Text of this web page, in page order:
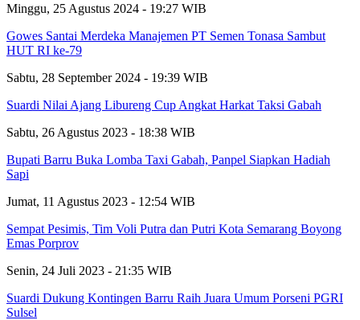
Minggu, 25 Agustus 2024 - 19:27 WIB
Gowes Santai Merdeka Manajemen PT Semen Tonasa Sambut
HUT RI ke-79
Sabtu, 28 September 2024 - 19:39 WIB
Suardi Nilai Ajang Libureng Cup Angkat Harkat Taksi Gabah
Sabtu, 26 Agustus 2023 - 18:38 WIB
Bupati Barru Buka Lomba Taxi Gabah, Panpel Siapkan Hadiah
Sapi
Jumat, 11 Agustus 2023 - 12:54 WIB
Sempat Pesimis, Tim Voli Putra dan Putri Kota Semarang Boyong
Emas Porprov
Senin, 24 Juli 2023 - 21:35 WIB
Suardi Dukung Kontingen Barru Raih Juara Umum Porseni PGRI
Sulsel